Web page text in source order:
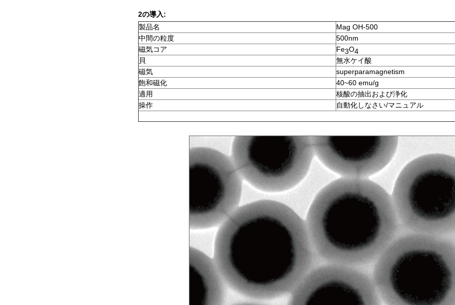
2の導入:
製品名
Mag OH-500
中間の粒度
500nm
磁気コア
Fe3O4
貝
無水ケイ酸
磁気
superparamagnetism
飽和磁化
40~60 emu/g
適用
核酸の抽出および浄化
操作
自動化しなさい/マニュアル